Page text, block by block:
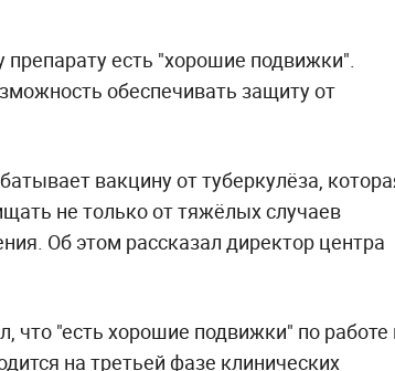
препарату есть "хорошие подвижки".
обеспечивать защиту от
вакцину от туберкулёза,
не только от тяжёлых случаев
Об этом рассказал директор центра
что "есть хорошие подвижки" по работе
на третьей фазе клинических